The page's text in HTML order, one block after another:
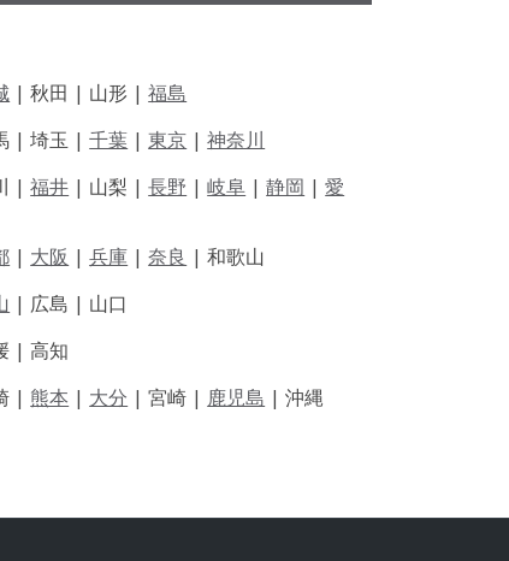
| 秋田 | 山形 |福島
| 埼玉 |千葉 |東京 |神奈川
|福井 | 山梨 |長野 |岐阜 |静岡 |愛
| 大阪 |兵庫 |奈良 |和歌山
| 広島 | 山口
|高知
| 熊本 | 大分 |宮崎 | 鹿児島 |沖縄